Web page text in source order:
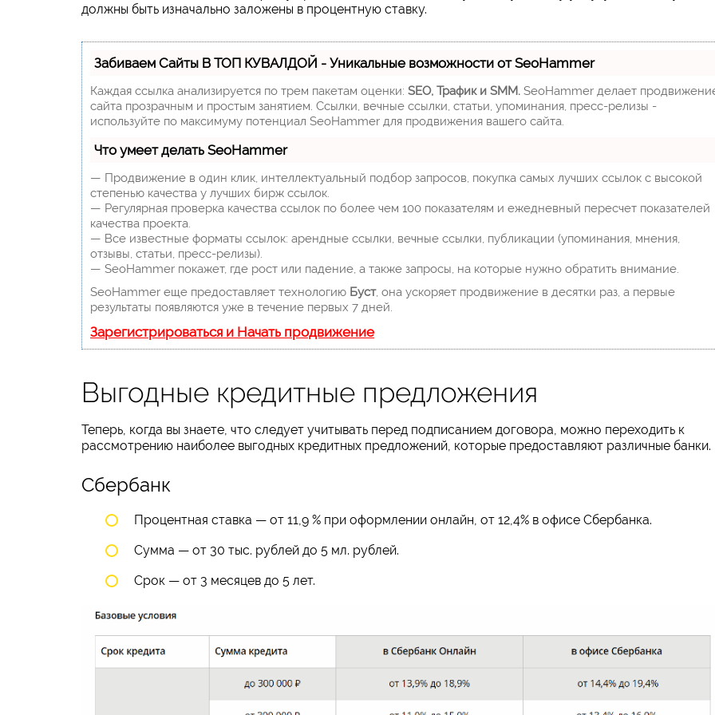
должны быть изначально заложены в процентную ставку.
Забиваем Сайты В ТОП КУВАЛДОЙ - Уникальные возможности от SeoHammer
Каждая ссылка анализируется по трем пакетам оценки: SEO, Трафик и SMM. SeoHammer делает
сайта прозрачным и простым занятием. Ссылки, вечные ссылки, статьи, упоминания, пресс-релизы -
используйте по максимуму потенциал SeoHammer для продвижения вашего сайта.
Что умеет делать SeoHammer
— Продвижение в один клик, интеллектуальный подбор запросов, покупка самых лучших ссылок с высокой
степенью качества у лучших бирж ссылок.
— Регулярная проверка качества ссылок по более чем 100 показателям и ежедневный пересчет показателей
качества проекта.
— Все известные форматы ссылок: арендные ссылки, вечные ссылки, публикации (упоминания, мнения,
отзывы, статьи, пресс-релизы).
— SeoHammer покажет, где рост или падение, а также запросы, на которые нужно обратить внимание.
SeoHammer еще предоставляет технологию Буст, она ускоряет продвижение в десятки раз, а первые
результаты появляются уже в течение первых 7 дней.
Зарегистрироваться и Начать продвижение
Выгодные кредитные предложения
Теперь, когда вы знаете, что следует учитывать перед подписанием договора, можно переходить к
рассмотрению наиболее выгодных кредитных предложений, которые предоставляют различные банки.
Сбербанк
Процентная ставка — от 11,9 % при оформлении онлайн, от 12,4% в офисе Сбербанка.
Сумма — от 30 тыс. рублей до 5 мл. рублей.
Срок — от 3 месяцев до 5 лет.